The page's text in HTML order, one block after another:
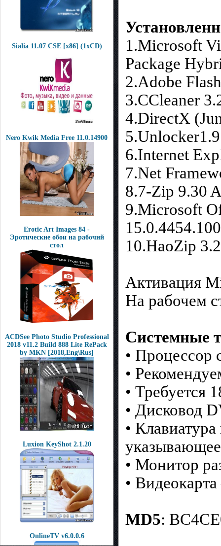
Sialia 11.07 CSE [x86] (1xCD)
Nero Kwik Media Free 11.0.14900
Erotic Art Images 84 -
Эротические обои на рабочий
стол
ACDSee Photo Studio Professional
2018 v11.2 Build 888 Lite RePack
by MKN [2018,Eng\Rus]
Luxion KeyShot 2.1.20
OnlineTV v6.0.0.6
1.Microsoft
Package
2.Adobe
3.CCleaner
4.DirectX
6.Internet
7.Net
8.7-Zip 9.30
9.Microsoft
10.HaoZip
Активация
На рабочем
Системные
• Процессор
•
• Требуется
• Дисковод
•
• Монитор
•
MD5: